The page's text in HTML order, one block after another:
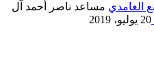
مساعد ناصر أحمد آل
20 يوليو، 2019